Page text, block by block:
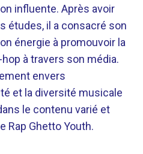
influente. Après avoir
études, il a consacré son
énergie à promouvoir la
à travers son média.
envers
et la diversité musicale
le contenu varié et
Rap Ghetto Youth.